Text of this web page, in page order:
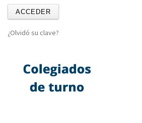
¿Olvidó su clave?